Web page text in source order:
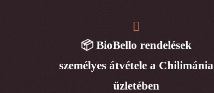
📦 BioBello rendelések
személyes átvétele a Chilimánia
üzletében